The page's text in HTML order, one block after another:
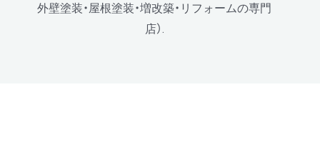
外壁塗装・屋根塗装・増改築・リフォームの専門
店）.